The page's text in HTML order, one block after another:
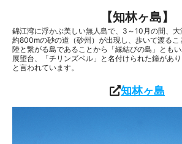
【知林ヶ島】
錦江湾に浮かぶ美しい無人島で、3～10月の間、
約800mの砂の道（砂州）が出現し、歩いて渡るこ
陸と繋がる島であることから「縁結びの島」とも
展望台、「チリンズベル」と名付けられた鐘があ
と言われています。
知林ヶ島